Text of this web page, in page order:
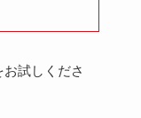
お試しくださ